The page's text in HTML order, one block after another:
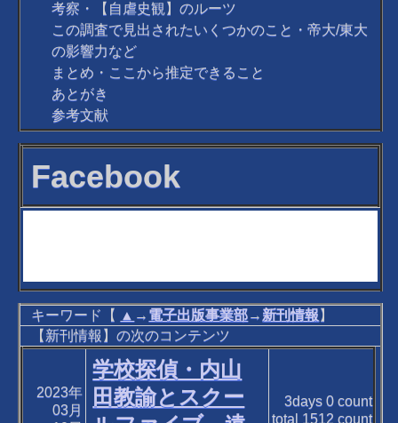
考察・【自虐史観】のルーツ
この調査で見出されたいくつかのこと・帝大/東大
の影響力など
まとめ・ここから推定できること
あとがき
参考文献
Facebook
キーワード【 ▲ → 電子出版事業部→ 新刊情報】
【新刊情報】の次のコンテンツ
2023年
03月
学校探偵・内山
田教諭とスクー
3days 0count
total 1512 count